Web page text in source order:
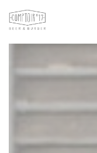
Personalizzazione